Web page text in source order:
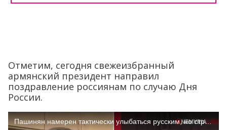
Отметим, сегодня свежеизбранный
армянский президент направил
поздравление россиянам по случаю Дня
России.